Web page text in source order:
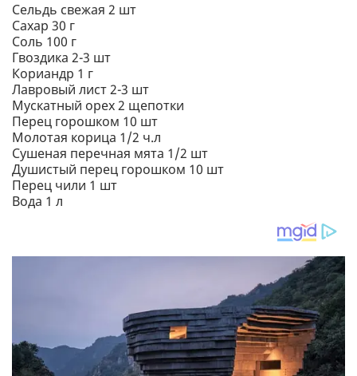
Сельдь свежая 2 шт
Сахар 30 г
Соль 100 г
Гвоздика 2-3 шт
Кориандр 1 г
Лавровый лист 2-3 шт
Мускатный орех 2 щепотки
Перец горошком 10 шт
Молотая корица 1/2 ч.л
Сушеная перечная мята 1/2 шт
Душистый перец горошком 10 шт
Перец чили 1 шт
Вода 1 л